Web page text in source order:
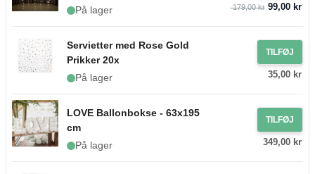
På lager
179,00 kr99,00 kr
Servietter med Rose Gold
Prikker 20x
På lager
TILFØJ
35,00 kr
LOVE Ballonbokse - 63x195
cm
På lager
TILFØJ
349,00 kr